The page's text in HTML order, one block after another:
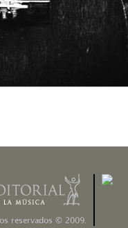
Concierto Argentino -M-II
Iubilum -M-I
Pampeana No. 3 -M-III
Glosses sobre temes de Pau
Casals - M-III
Psalm 150
Variaciones concertantes -M-X
Obertura para el “Fausto Criollo”